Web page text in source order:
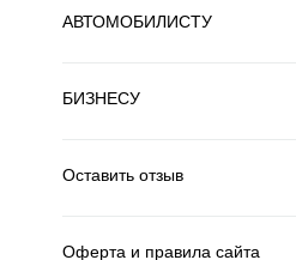
АВТОМОБИЛИСТУ
БИЗНЕСУ
Оставить отзыв
Оферта и правила сайта